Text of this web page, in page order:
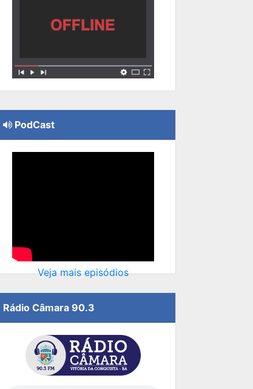
PodCast
Veja mais episódios
Rádio Câmara 90.3